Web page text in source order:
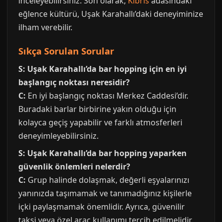
eğlence kültürü, Uşak Karahallı’daki deneyiminize
ilham verebilir.
Sıkça Sorulan Sorular
S: Uşak Karahallı’da bar hopping için en iyi
başlangıç noktası neresidir?
C: En iyi başlangıç noktası Merkez Caddesi’dir.
Buradaki barlar birbirine yakın olduğu için
kolayca geçiş yapabilir ve farklı atmosferleri
deneyimleyebilirsiniz.
S: Uşak Karahallı’da bar hopping yaparken
güvenlik önlemleri nelerdir?
C: Grup halinde dolaşmak, değerli eşyalarınızı
yanınızda taşımamak ve tanımadığınız kişilerle
içki paylaşmamak önemlidir. Ayrıca, güvenilir